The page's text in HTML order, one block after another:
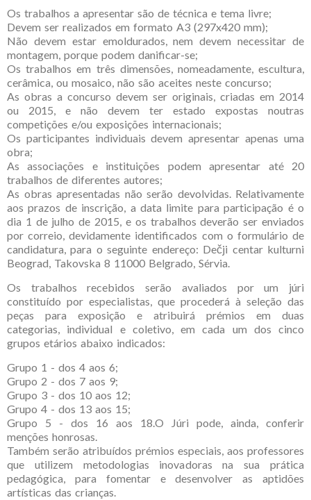
Os trabalhos a apresentar são de técnica e tema livre;
Devem ser realizados em formato A3 (297x420 mm);
Não devem estar emoldurados, nem devem necessitar de
montagem, porque podem danificar-se;
Os trabalhos em três dimensões, nomeadamente, escultura,
cerâmica, ou mosaico, não são aceites neste concurso;
As obras a concurso devem ser originais, criadas em 2014
ou 2015, e não devem ter estado expostas noutras
competições e/ou exposições internacionais;
Os participantes individuais devem apresentar apenas uma
obra;
As associações e instituições podem apresentar até 20
trabalhos de diferentes autores;
As obras apresentadas não serão devolvidas. Relativamente
aos prazos de inscrição, a data limite para participação é o
dia 1 de julho de 2015, e os trabalhos deverão ser enviados
por correio, devidamente identificados com o formulário de
candidatura, para o seguinte endereço: Dečji centar kulturni
Beograd, Takovska 8 11000 Belgrado, Sérvia.
Os trabalhos recebidos serão avaliados por um júri
constituído por especialistas, que procederá à seleção das
peças para exposição e atribuirá prémios em duas
categorias, individual e coletivo, em cada um dos cinco
grupos etários abaixo indicados:
Grupo 1 - dos 4 aos 6;
Grupo 2 - dos 7 aos 9;
Grupo 3 - dos 10 aos 12;
Grupo 4 - dos 13 aos 15;
Grupo 5 - dos 16 aos 18.O Júri pode, ainda, conferir
menções honrosas.
Também serão atribuídos prémios especiais, aos professores
que utilizem metodologias inovadoras na sua prática
pedagógica, para fomentar e desenvolver as aptidões
artísticas das crianças.